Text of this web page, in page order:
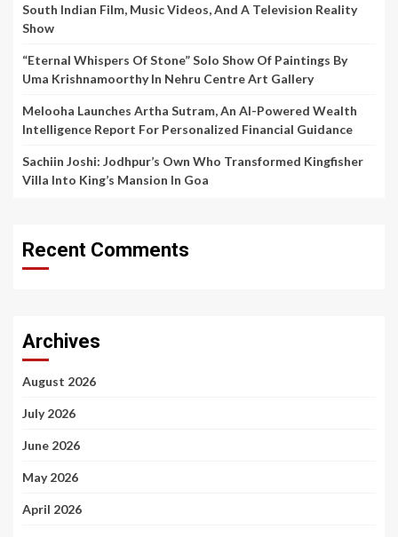
South Indian Film, Music Videos, And A Television Reality
Show
“Eternal Whispers Of Stone” Solo Show Of Paintings By
Uma Krishnamoorthy In Nehru Centre Art Gallery
Melooha Launches Artha Sutram, An AI-Powered Wealth
Intelligence Report For Personalized Financial Guidance
Sachiin Joshi: Jodhpur’s Own Who Transformed Kingfisher
Villa Into King’s Mansion In Goa
Recent Comments
Archives
August 2026
July 2026
June 2026
May 2026
April 2026